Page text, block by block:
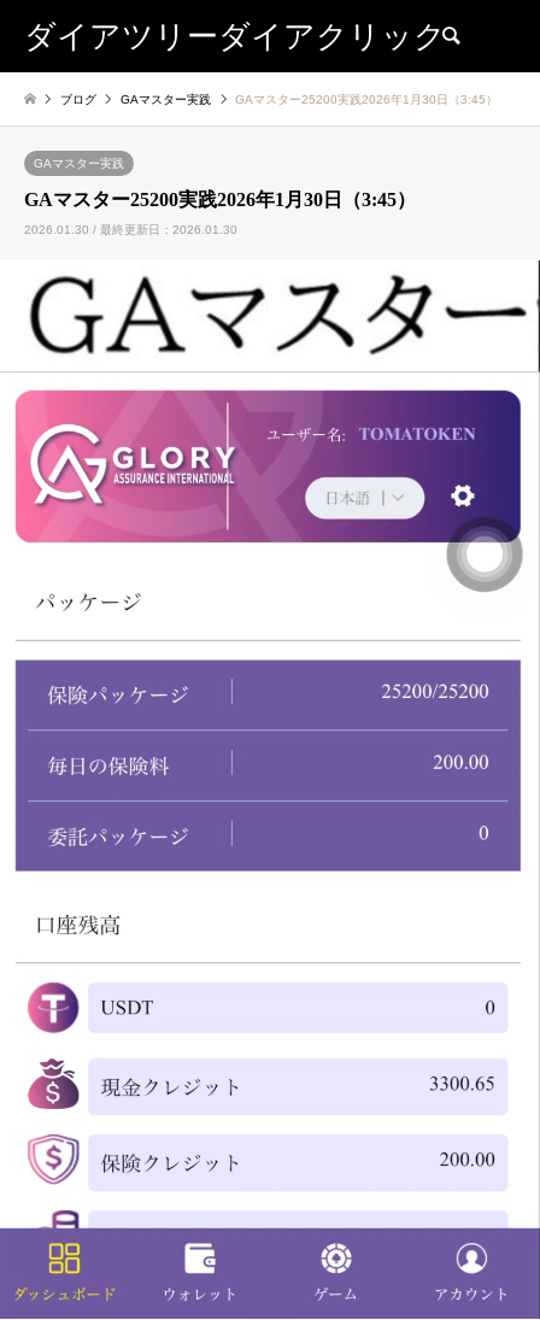
ダイアツリーダイアクリック
ブログ GAマスター実践 GAマスター25200実践2026年1月30日（3:45）
GAマスター実践
GAマスター25200実践2026年1月30日（3:45）
2026.01.30 / 最終更新日：2026.01.30